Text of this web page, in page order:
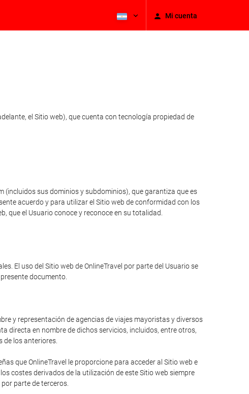
Mi cuenta
el Sitio web), que cuenta con tecnología propiedad de
sus dominios y subdominios), que garantiza que es
acuerdo y para utilizar el Sitio web de conformidad con los
que el Usuario conoce y reconoce en su totalidad.
El uso del Sitio web de OnlineTravel por parte del Usuario se
documento.
y representación de agencias de viajes mayoristas y diversos
directa en nombre de dichos servicios, incluidos, entre otros,
de los anteriores.
que OnlineTravel le proporcione para acceder al Sitio web e
costes derivados de la utilización de este Sitio web siempre
parte de terceros.